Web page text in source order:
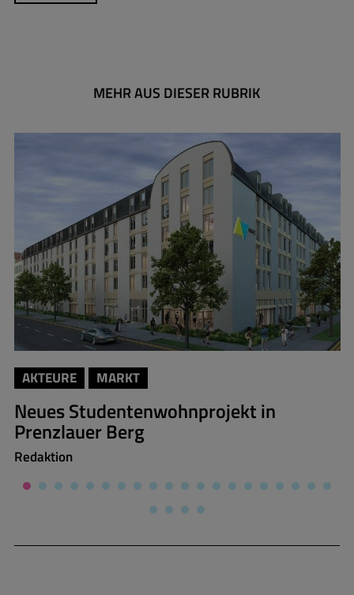
MEHR AUS DIESER RUBRIK
AKTEURE MARKT
Neues Studentenwohnprojekt in
Prenzlauer Berg
Redaktion